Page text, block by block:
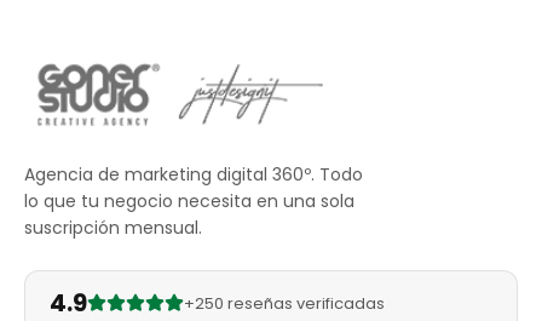
Agencia de marketing digital 360º. Todo
lo que tu negocio necesita en una sola
suscripción mensual.
4.9 +250 reseñas verificadas